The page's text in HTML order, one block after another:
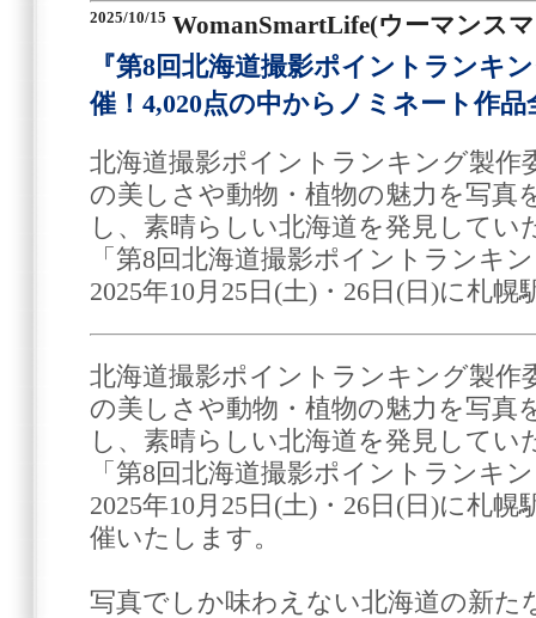
2025/10/15 WomanSmartLife(ウーマンス
『第8回北海道撮影ポイントランキ
催！4,020点の中からノミネート作品
北海道撮影ポイントランキング製作
の美しさや動物・植物の魅力を写真
し、素晴らしい北海道を発見してい
「第8回北海道撮影ポイントランキ
2025年10月25日(土)・26日(日)に札
北海道撮影ポイントランキング製作
の美しさや動物・植物の魅力を写真
し、素晴らしい北海道を発見してい
「第8回北海道撮影ポイントランキ
2025年10月25日(土)・26日(日)に札
催いたします。
写真でしか味わえない北海道の新た